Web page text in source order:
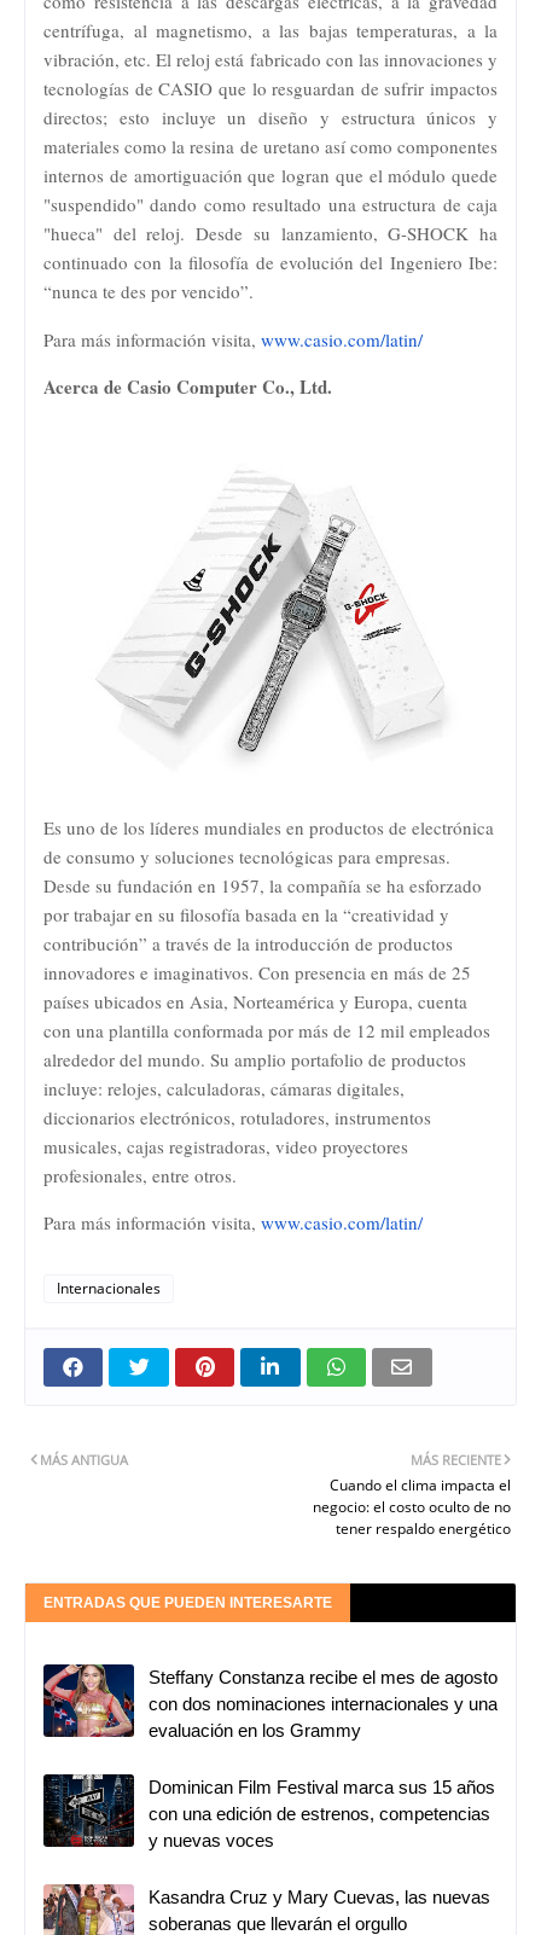
centrífuga, al magnetismo, a las bajas temperaturas, a la
vibración, etc. El reloj está fabricado con las innovaciones y
tecnologías de CASIO que lo resguardan de sufrir impactos
directos; esto incluye un diseño y estructura únicos y
materiales como la resina de uretano así como componentes
internos de amortiguación que logran que el módulo quede
"suspendido" dando como resultado una estructura de caja
"hueca" del reloj. Desde su lanzamiento, G-SHOCK ha
continuado con la filosofía de evolución del Ingeniero Ibe:
“nunca te des por vencido”.
Para más información visita, www.casio.com/latin/
Acerca de Casio Computer Co., Ltd.
Es uno de los líderes mundiales en productos de electrónica
de consumo y soluciones tecnológicas para empresas.
Desde su fundación en 1957, la compañía se ha esforzado
por trabajar en su filosofía basada en la “creatividad y
contribución” a través de la introducción de productos
innovadores e imaginativos. Con presencia en más de 25
países ubicados en Asia, Norteamérica y Europa, cuenta
con una plantilla conformada por más de 12 mil empleados
alrededor del mundo. Su amplio portafolio de productos
incluye: relojes, calculadoras, cámaras digitales,
diccionarios electrónicos, rotuladores, instrumentos
musicales, cajas registradoras, video proyectores
profesionales, entre otros.
Para más información visita, www.casio.com/latin/
Internacionales
MÁS RECIENTE
Cuando el clima impacta el
negocio: el costo oculto de no
tener respaldo energético
MÁS ANTIGUA
ENTRADAS QUE PUEDEN INTERESARTE
Steffany Constanza recibe el mes de agosto
con dos nominaciones internacionales y una
evaluación en los Grammy
Dominican Film Festival marca sus 15 años
con una edición de estrenos, competencias
y nuevas voces
Kasandra Cruz y Mary Cuevas, las nuevas
soberanas que llevarán el orgullo